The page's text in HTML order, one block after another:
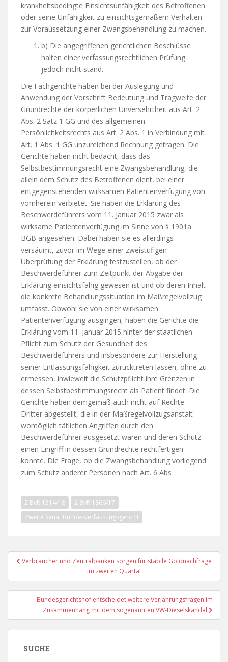
krankheitsbedingte Einsichtsunfähigkeit des Betroffenen
oder seine Unfähigkeit zu einsichtsgemäßem Verhalten
zur Voraussetzung einer Zwangsbehandlung zu machen.
b) Die angegriffenen gerichtlichen Beschlüsse
halten einer verfassungsrechtlichen Prüfung
jedoch nicht stand.
Die Fachgerichte haben bei der Auslegung und
Anwendung der Vorschrift Bedeutung und Tragweite der
Grundrechte der körperlichen Unversehrtheit aus Art. 2
Abs. 2 Satz 1 GG und des allgemeinen
Persönlichkeitsrechts aus Art. 2 Abs. 1 in Verbindung mit
Art. 1 Abs. 1 GG unzureichend Rechnung getragen. Die
Gerichte haben nicht bedacht, dass das
Selbstbestimmungsrecht eine Zwangsbehandlung, die
allein dem Schutz des Betroffenen dient, bei einer
entgegenstehenden wirksamen Patientenverfügung von
vornherein verbietet. Sie haben die Erklärung des
Beschwerdeführers vom 11. Januar 2015 zwar als
wirksame Patientenverfügung im Sinne von § 1901a
BGB angesehen. Dabei haben sie es allerdings
versäumt, zuvor im Wege einer zweistufigen
Überprüfung der Erklärung festzustellen, ob der
Beschwerdeführer zum Zeitpunkt der Abgabe der
Erklärung einsichtsfähig gewesen ist und ob deren Inhalt
die konkrete Behandlungssituation im Maßregelvollzug
umfasst. Obwohl sie von einer wirksamen
Patientenverfügung ausgingen, haben die Gerichte die
Erklärung vom 11. Januar 2015 hinter der staatlichen
Pflicht zum Schutz der Gesundheit des
Beschwerdeführers und insbesondere zur Herstellung
seiner Entlassungsfähigkeit zurücktreten lassen, ohne zu
ermessen, inwieweit die Schutzpflicht ihre Grenzen in
dessen Selbstbestimmungsrecht als Patient findet. Die
Gerichte haben demgemäß auch nicht auf Rechte
Dritter abgestellt, die in der Maßregelvollzugsanstalt
womöglich tätlichen Angriffen durch den
Beschwerdeführer ausgesetzt wären und deren Schutz
einen Eingriff in dessen Grundrechte rechtfertigen
könnte. Die Frage, ob die Zwangsbehandlung vorliegend
zum Schutz anderer Personen nach Art. 6 Abs
2 BvR 1314/18
2 BvR 1866/17
Zweite Senat Bundesverfassungsgericht
Beitragsnavigation
Verbraucher und Zentralbanken sorgen für stabile Goldnachfrage
im zweiten Quartal
Bundesgerichtshof entscheidet weitere Verjährungsfragen im
Zusammenhang mit dem sogenannten VW-Dieselskandal
SUCHE